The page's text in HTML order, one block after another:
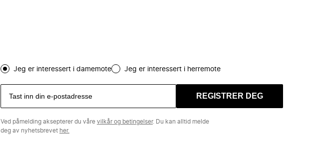
Jeg er interessert i damemote Jeg er interessert i herremote
REGISTRER DEG
Ved påmelding aksepterer du våre vilkår og betingelser. Du kan alltid melde
deg av nyhetsbrevet her.